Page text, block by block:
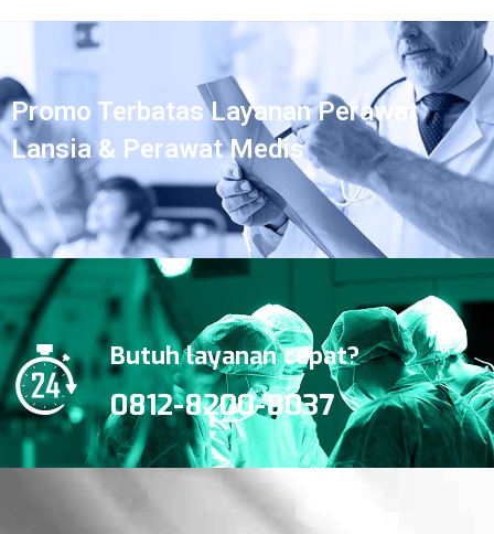
Promo Terbatas Layanan Perawat
Lansia & Perawat Medis
Butuh layanan cepat?
0812-8200-8037